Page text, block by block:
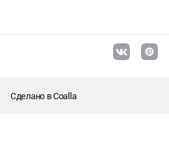
Сделано вCoalla